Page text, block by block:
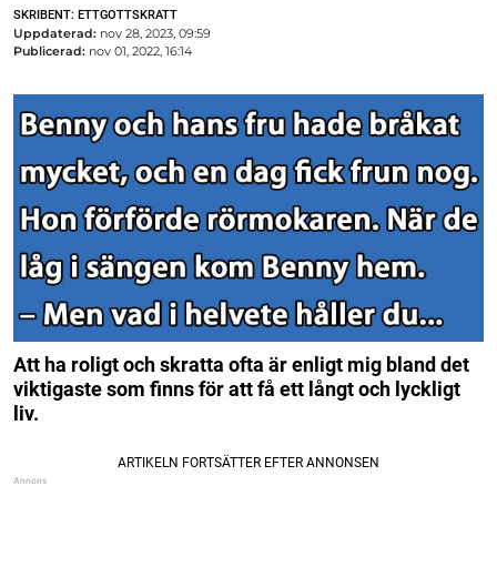
SKRIBENT: ETTGOTTSKRATT
Uppdaterad: nov 28, 2023, 09:59
Publicerad: nov 01, 2022, 16:14
Att ha roligt och skratta ofta är enligt mig bland det
viktigaste som finns för att få ett långt och lyckligt
liv.